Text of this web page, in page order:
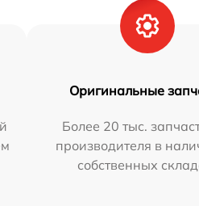
Оригинальные
Более 20 тыс.
производителя в
собственных